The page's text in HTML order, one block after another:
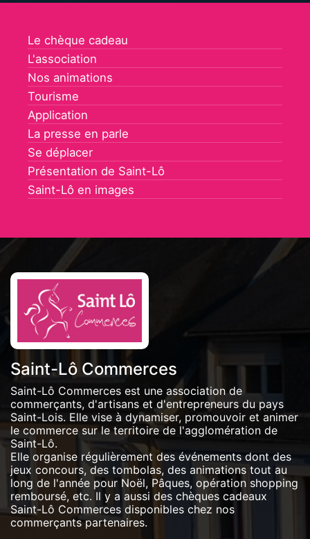
Le chèque cadeau
L'association
Nos animations
Tourisme
Application
La presse en parle
Se déplacer
Présentation de Saint-Lô
Saint-Lô en images
Saint-Lô Commerces
Saint-Lô Commerces est une association de
commerçants, d'artisans et d'entrepreneurs du pays
Saint-Lois. Elle vise à dynamiser, promouvoir et animer
le commerce sur le territoire de l'agglomération de
Saint-Lô.
Elle organise régulièrement des événements dont des
jeux concours, des tombolas, des animations tout au
long de l'année pour Noël, Pâques, opération shopping
remboursé, etc. Il y a aussi des chèques cadeaux
Saint-Lô Commerces disponibles chez nos
commerçants partenaires.